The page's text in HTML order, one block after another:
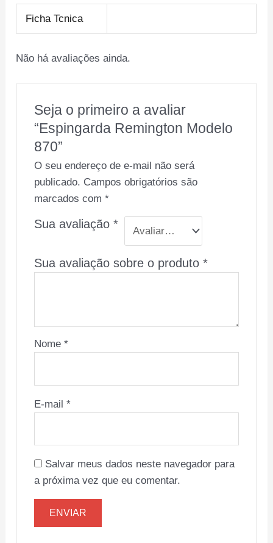
Ficha Tcnica
Não há avaliações ainda.
Seja o primeiro a avaliar
“Espingarda Remington Modelo
870”
O seu endereço de e-mail não será
publicado. Campos obrigatórios são
marcados com *
Sua avaliação *
Sua avaliação sobre o produto *
Nome *
E-mail *
Salvar meus dados neste navegador para
a próxima vez que eu comentar.